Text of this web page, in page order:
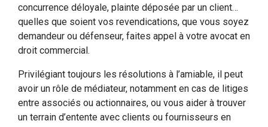
concurrence déloyale, plainte déposée par un client…
quelles que soient vos revendications, que vous soyez
demandeur ou défenseur, faites appel à votre avocat en
droit commercial.
Privilégiant toujours les résolutions à l’amiable, il peut
avoir un rôle de médiateur, notamment en cas de litiges
entre associés ou actionnaires, ou vous aider à trouver
un terrain d’entente avec clients ou fournisseurs en